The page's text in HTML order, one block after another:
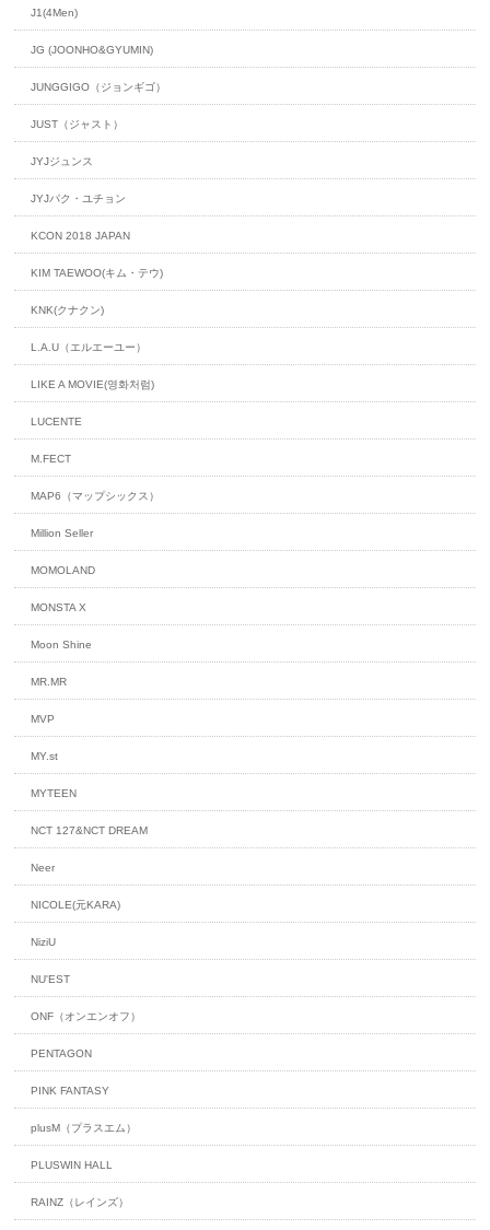
J1(4Men)
JG (JOONHO&GYUMIN)
JUNGGIGO（ジョンギゴ）
JUST（ジャスト）
JYJジュンス
JYJパク・ユチョン
KCON 2018 JAPAN
KIM TAEWOO(キム・テウ)
KNK(クナクン)
L.A.U（エルエーユー）
LIKE A MOVIE(영화처럼)
LUCENTE
M.FECT
MAP6（マップシックス）
Million Seller
MOMOLAND
MONSTA X
Moon Shine
MR.MR
MVP
MY.st
MYTEEN
NCT 127&NCT DREAM
Neer
NICOLE(元KARA)
NiziU
NU'EST
ONF（オンエンオフ）
PENTAGON
PINK FANTASY
plusM（プラスエム）
PLUSWIN HALL
RAINZ（レインズ）